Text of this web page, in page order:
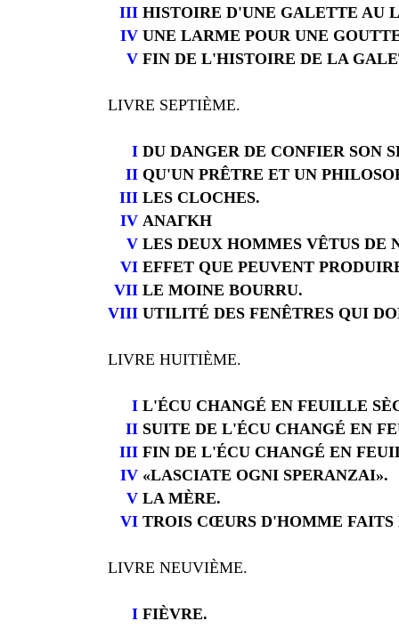
III HISTOIRE D'UNE GALETTE AU
IV UNE LARME POUR UNE
V FIN DE L'HISTOIRE DE LA
LIVRE SEPTIÈME.
I DU DANGER DE CONFIER SON
II QU'UN PRÊTRE ET UN
III LES CLOCHES.
IV AΝΑΓΚΗ
V LES DEUX HOMMES VÊTUS DE
VI EFFET QUE PEUVENT
VII LE MOINE BOURRU.
VIII UTILITÉ DES FENÊTRES QUI
LIVRE HUITIÈME.
I L'ÉCU CHANGÉ EN FEUILLE
II SUITE DE L'ÉCU CHANGÉ EN
III FIN DE L'ÉCU CHANGÉ EN
IV «LASCIATE OGNI SPERANZAI».
V LA MÈRE.
VI TROIS CŒURS D'HOMME FAITS
LIVRE NEUVIÈME.
I FIÈVRE.